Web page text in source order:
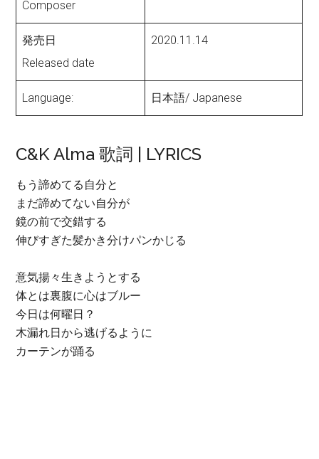
Composer
発売日
Released date
2020.11.14
Language: 日本語/ Japanese
C&K Alma 歌詞 | LYRICS
もう諦めてる自分と
まだ諦めてない自分が
鏡の前で交錯する
伸びすぎた髪かき分けパンかじる
意気揚々生きようとする
体とは裏腹に心はブルー
今日は何曜日？
木漏れ日から逃げるように
カーテンが踊る